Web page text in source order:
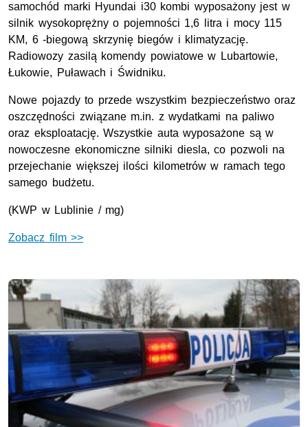
samochód marki Hyundai i30 kombi wyposażony jest w
silnik wysokoprężny o pojemności 1,6 litra i mocy 115
KM, 6 -biegową skrzynię biegów i klimatyzację.
Radiowozy zasilą komendy powiatowe w Lubartowie,
Łukowie, Puławach i Świdniku.
Nowe pojazdy to przede wszystkim bezpieczeństwo oraz
oszczędności związane m.in. z wydatkami na paliwo
oraz eksploatację. Wszystkie auta wyposażone są w
nowoczesne ekonomiczne silniki diesla, co pozwoli na
przejechanie większej ilości kilometrów w ramach tego
samego budżetu.
(KWP w Lublinie / mg)
Zobacz film >>